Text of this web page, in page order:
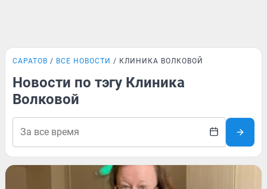
САРАТОВ ВСЕ НОВОСТИ КЛИНИКА ВОЛКОВОЙ
Новости по тэгу Клиника
Волковой